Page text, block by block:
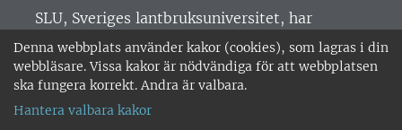
Denna webbplats använder kakor (cookies), som lagras i din
webbläsare. Vissa kakor är nödvändiga för att webbplatsen
ska fungera korrekt. Andra är valbara.
Hantera valbara kakor
SLU, Sveriges lantbruksuniversitet, har
verksamhet över hela Sverige. Huvudorter är
Alnarp, Uppsala och Umeå.SLU är
miljöcertifierat enligt ISO 14001. •
018-67 10 00 • Org nr: 202100-2817 •